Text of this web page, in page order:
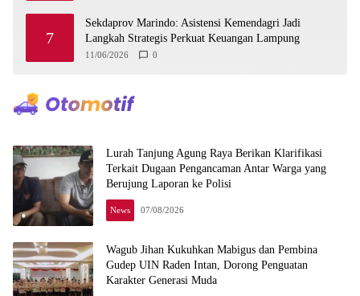
7
Sekdaprov Marindo: Asistensi Kemendagri Jadi
Langkah Strategis Perkuat Keuangan Lampung
11/06/2026 0
Lurah Tanjung Agung Raya Berikan Klarifikasi
Terkait Dugaan Pengancaman Antar Warga yang
Berujung Laporan ke Polisi
News 07/08/2026
Wagub Jihan Kukuhkan Mabigus dan Pembina
Gudep UIN Raden Intan, Dorong Penguatan
Karakter Generasi Muda